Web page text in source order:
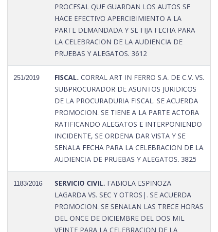
PROCESAL QUE GUARDAN LOS AUTOS SE
HACE EFECTIVO APERCIBIMIENTO A LA
PARTE DEMANDADA Y SE FIJA FECHA PARA
LA CELEBRACION DE LA AUDIENCIA DE
PRUEBAS Y ALEGATOS. 3612
251/2019 FISCAL. CORRAL ART IN FERRO S.A. DE C.V. VS.
SUBPROCURADOR DE ASUNTOS JURIDICOS
DE LA PROCURADURIA FISCAL. SE ACUERDA
PROMOCION. SE TIENE A LA PARTE ACTORA
RATIFICANDO ALEGATOS E INTERPONIENDO
INCIDENTE, SE ORDENA DAR VISTA Y SE
SEÑALA FECHA PARA LA CELEBRACION DE LA
AUDIENCIA DE PRUEBAS Y ALEGATOS. 3825
1183/2016 SERVICIO CIVIL. FABIOLA ESPINOZA
LAGARDA VS. SEC Y OTROS|. SE ACUERDA
PROMOCION. SE SEÑALAN LAS TRECE HORAS
DEL ONCE DE DICIEMBRE DEL DOS MIL
VEINTE PARA LA CELEBRACION DE LA